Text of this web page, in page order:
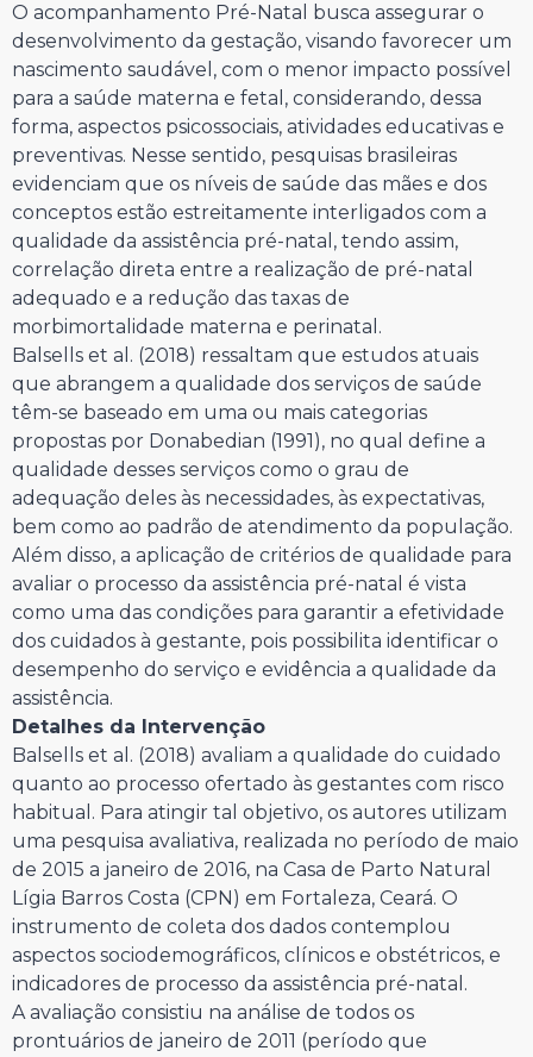
O acompanhamento Pré-Natal busca assegurar o
desenvolvimento da gestação, visando favorecer um
nascimento saudável, com o menor impacto possível
para a saúde materna e fetal, considerando, dessa
forma, aspectos psicossociais, atividades educativas e
preventivas. Nesse sentido, pesquisas brasileiras
evidenciam que os níveis de saúde das mães e dos
conceptos estão estreitamente interligados com a
qualidade da assistência pré-natal, tendo assim,
correlação direta entre a realização de pré-natal
adequado e a redução das taxas de
morbimortalidade materna e perinatal.
Balsells et al. (2018) ressaltam que estudos atuais
que abrangem a qualidade dos serviços de saúde
têm-se baseado em uma ou mais categorias
propostas por Donabedian (1991), no qual define a
qualidade desses serviços como o grau de
adequação deles às necessidades, às expectativas,
bem como ao padrão de atendimento da população.
Além disso, a aplicação de critérios de qualidade para
avaliar o processo da assistência pré-natal é vista
como uma das condições para garantir a efetividade
dos cuidados à gestante, pois possibilita identificar o
desempenho do serviço e evidência a qualidade da
assistência.
Detalhes da Intervenção
Balsells et al. (2018) avaliam a qualidade do cuidado
quanto ao processo ofertado às gestantes com risco
habitual. Para atingir tal objetivo, os autores utilizam
uma pesquisa avaliativa, realizada no período de maio
de 2015 a janeiro de 2016, na Casa de Parto Natural
Lígia Barros Costa (CPN) em Fortaleza, Ceará. O
instrumento de coleta dos dados contemplou
aspectos sociodemográficos, clínicos e obstétricos, e
indicadores de processo da assistência pré-natal.
A avaliação consistiu na análise de todos os
prontuários de janeiro de 2011 (período que